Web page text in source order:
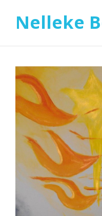
Nelleke